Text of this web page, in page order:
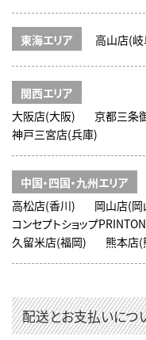
東海エリア 高山店(
関西エリア
大阪店(大阪)
京都三条
神戸三宮店(兵庫)
中国・四国・九州エリア
高松店(香川)
岡山店(岡
コンセプトショップ
久留米店(福岡)
熊本店(
配送とお支払いにつ